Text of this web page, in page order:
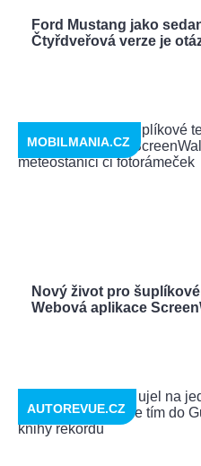
Ford Mustang jako
Čtyřdveřová verze je
Nový život pro
Webová aplikace
MOBILMANIA.CZ
AUTOREVUE.CZ